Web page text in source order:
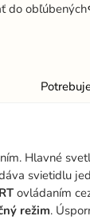
do obľúbených
Hlavné
svietidlu
ovládaním
režim.